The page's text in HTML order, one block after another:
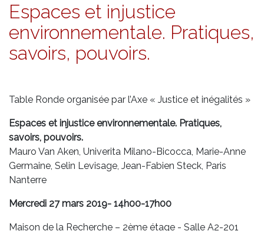
Espaces et injustice
environnementale. Pratiques,
savoirs, pouvoirs.
Table Ronde organisée par l’Axe « Justice et inégalités »
Espaces et injustice environnementale. Pratiques,
savoirs, pouvoirs.
Mauro Van Aken, Univerita Milano-Bicocca, Marie-Anne
Germaine, Selin Levisage, Jean-Fabien Steck, Paris
Nanterre
Mercredi 27 mars 2019- 14h00-17h00
Maison de la Recherche – 2ème étage - Salle A2-201